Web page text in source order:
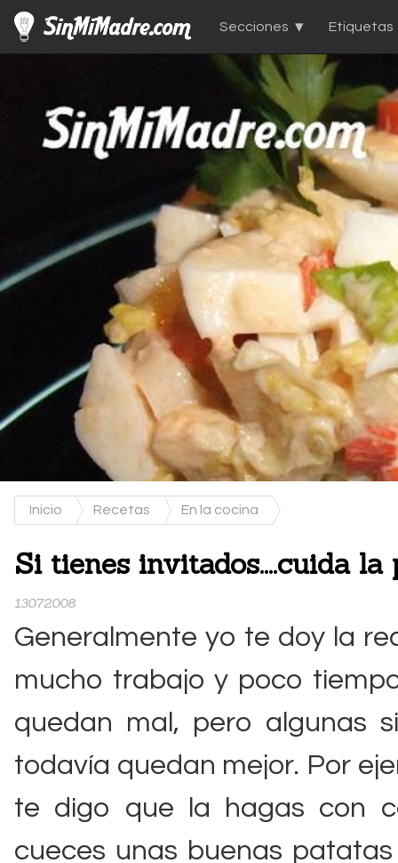
Secciones Etiquetas
Inicio Recetas En la cocina
Si tienes invitados....cuida la
13072008
Generalmente yo te doy la
mucho trabajo y poco
quedan mal, pero algunas
todavía quedan mejor. Por
te digo que la hagas con
cueces unas buenas